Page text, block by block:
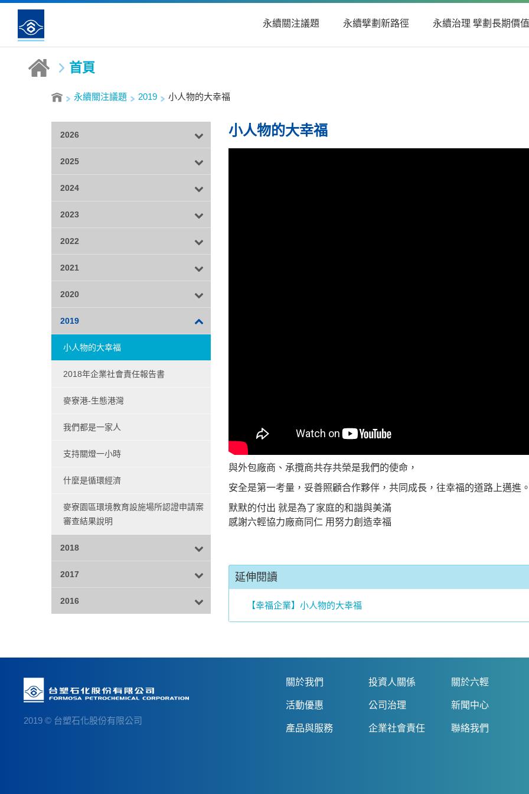
永續關注議題 永續擘劃新路徑 永續治理 擘劃長期價值
首頁
永續關注議題 2019 小人物的大幸福
2026
2025
2024
2023
2022
2021
2020
2019
小人物的大幸福
2018年企業社會責任報告書
麥寮港-生態港灣
我們都是一家人
支持關燈一小時
什麼是循環經濟
麥寮園區環境教育設施場所認證申請案
審查結果說明
2018
2017
2016
小人物的大幸福
與外包廠商、承攬商共存共榮是我們的使命，
安全是第一考量，妥善照顧合作夥伴，共同成長，往幸福的道路上邁進
默默的付出 就是為了家庭的和諧與美滿
感謝六輕協力廠商同仁 用努力創造幸福
延伸閱讀
【幸福企業】小人物的大幸福
2019 © 台塑石化股份有限公司
關於我們 投資人關係 關於六輕
活動優惠 公司治理 新聞中心
產品與服務 企業社會責任 聯絡我們